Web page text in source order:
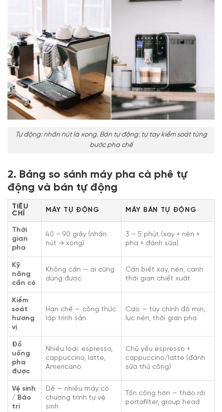
Tự động: nhấn nút là xong. Bán tự động: tự tay kiểm soát từng
bước pha chế
2. Bảng so sánh máy pha cà phê tự
động và bán tự động
TIÊU
CHÍ
MÁY TỰ ĐỘNG MÁY BÁN TỰ ĐỘNG
Thời
gian
pha
40 – 90 giây (nhấn
nút → xong)
3 – 5 phút (xay + nén +
pha + đánh sữa)
Kỹ
năng
cần có
Không cần — ai cũng
dùng được
Cần biết xay, nén, canh
thời gian chiết xuất
Kiểm
soát
hương
vị
Hạn chế — công thức
lập trình sẵn
Cao — tùy chỉnh độ mịn,
lực nén, thời gian pha
Đồ
uống
pha
được
Nhiều loại: espresso,
cappuccino, latte,
Americano
Chủ yếu espresso +
cappuccino/latte (đánh
sữa thủ công)
Vệ sinh
/ Bảo
trì
Dễ — nhiều máy có
chương trình tự vệ
sinh
Tốn công hơn — tháo rời
portafilter, group head